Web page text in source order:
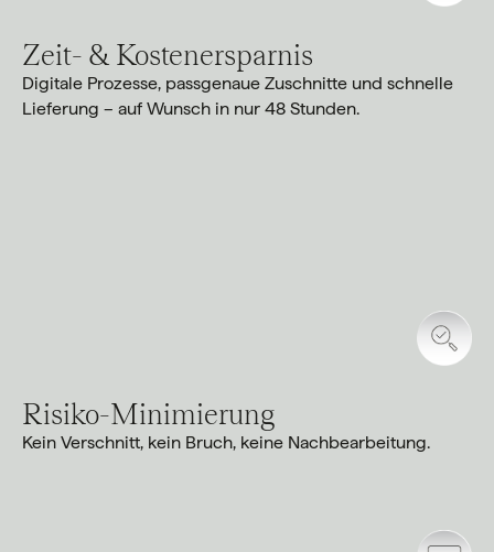
Zeit- & Kostenersparnis
Digitale Prozesse, passgenaue Zuschnitte und schnelle
Lieferung – auf Wunsch in nur 48 Stunden.
Risiko-Minimierung
Kein Verschnitt, kein Bruch, keine Nachbearbeitung.